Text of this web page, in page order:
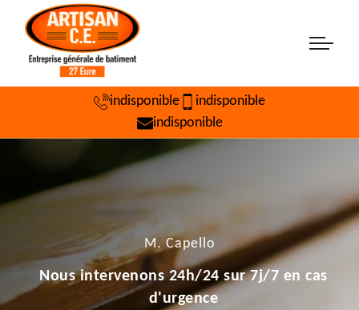
indisponible
indisponible
indisponible
M. Capello
Nous intervenons 24h/24 sur 7j/7 en cas
d'urgence